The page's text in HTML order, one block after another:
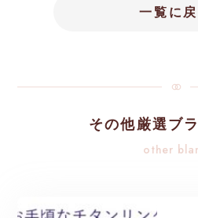
一覧に
その他厳選ブ
other